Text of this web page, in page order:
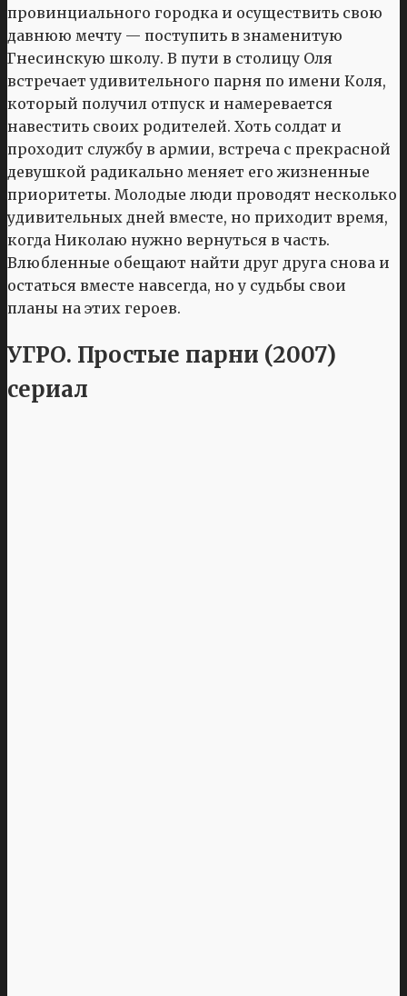
провинциального городка и осуществить свою
давнюю мечту — поступить в знаменитую
Гнесинскую школу. В пути в столицу Оля
встречает удивительного парня по имени Коля,
который получил отпуск и намеревается
навестить своих родителей. Хоть солдат и
проходит службу в армии, встреча с прекрасной
девушкой радикально меняет его жизненные
приоритеты. Молодые люди проводят несколько
удивительных дней вместе, но приходит время,
когда Николаю нужно вернуться в часть.
Влюбленные обещают найти друг друга снова и
остаться вместе навсегда, но у судьбы свои
планы на этих героев.
УГРО. Простые парни (2007)
сериал